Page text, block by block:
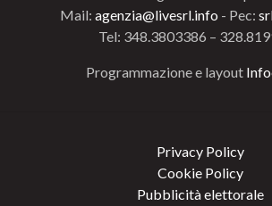
Mail: agenzia@livesrl.info - Pec:
Tel: 348.3803386 –
Programmazione e layout
Privacy Policy
Cookie Policy
Pubblicità elettorale